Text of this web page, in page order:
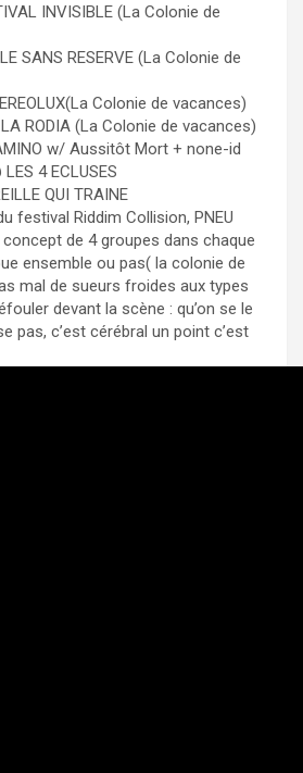
INVISIBLE (La Colonie de
SANS RESERVE (La Colonie de
Colonie de vacances)
RODIA (La Colonie de vacances)
w/ Aussitôt Mort + none-id
4 ECLUSES
QUI TRAINE
festival Riddim Collision, PNEU
concept de 4 groupes dans chaque
ensemble ou pas( la colonie de
mal de sueurs froides aux types
devant la scène : qu’on se le
pas, c’est cérébral un point c’est